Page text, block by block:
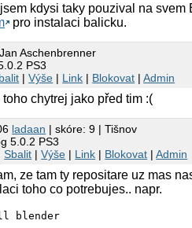
kdysi taky pouzival na svem
pro instalaci balicku.
Aschenbrenner
PS3
|Výše | Link | Blokovat |Admin
chytrej jako před tim :(
ladaan | skóre: 9 | Tišnov
5.0.2 PS3
Sbalit |Výše | Link | Blokovat |Admin
ze tam ty repositare uz mas
toho co potrebujes.. napr.
blender